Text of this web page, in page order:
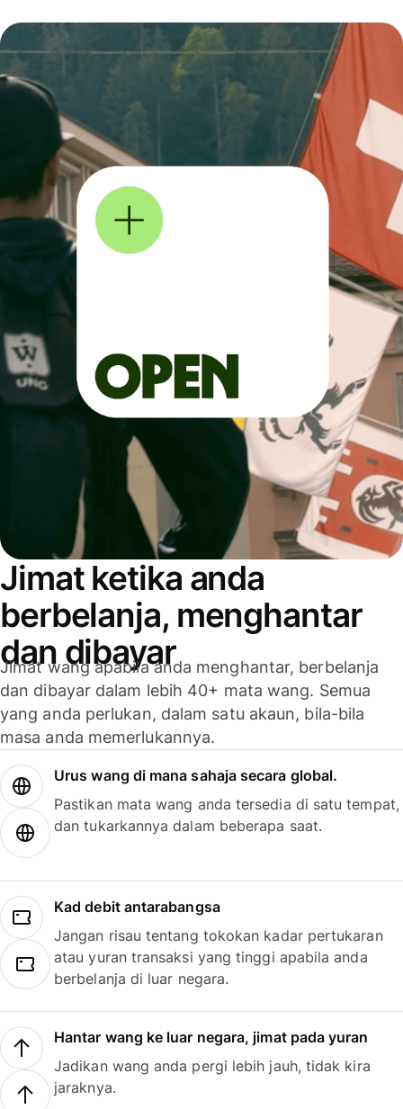
Jimat ketika anda
berbelanja, menghantar
dan dibayar
Jimat wang apabila anda menghantar, berbelanja
dan dibayar dalam lebih 40+ mata wang. Semua
yang anda perlukan, dalam satu akaun, bila-bila
masa anda memerlukannya.
Urus wang di mana sahaja secara global.
Pastikan mata wang anda tersedia di satu tempat,
dan tukarkannya dalam beberapa saat.
Kad debit antarabangsa
Jangan risau tentang tokokan kadar pertukaran
atau yuran transaksi yang tinggi apabila anda
berbelanja di luar negara.
Hantar wang ke luar negara, jimat pada yuran
Jadikan wang anda pergi lebih jauh, tidak kira
jaraknya.